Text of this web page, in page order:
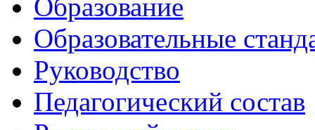
Образование
Образовательные
Руководство
Педагогический состав